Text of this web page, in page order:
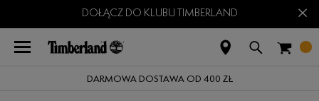
DOŁĄCZ DO KLUBU TIMBERLAND ×
DARMOWA DOSTAWA OD 400 ZŁ